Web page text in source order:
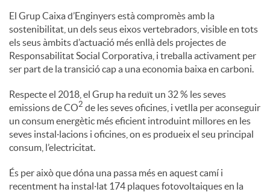
l
s
El Grup Caixa d’Enginyers està compromès amb la
sostenibilitat, un dels seus eixos vertebradors, visible en tots
els seus àmbits d’actuació més enllà dels projectes de
Responsabilitat Social Corporativa, i treballa activament per
ser part de la transició cap a una economia baixa en carboni.
Respecte el 2018, el Grup ha reduït un 32 % les seves
emissions de CO2 de les seves oficines, i vetlla per aconseguir
un consum energètic més eficient introduint millores en les
seves instal·lacions i oficines, on es produeix el seu principal
consum, l’electricitat.
És per això que dóna una passa més en aquest camí i
recentment ha instal·lat 174 plaques fotovoltaiques en la